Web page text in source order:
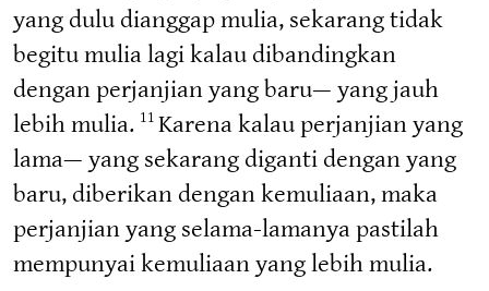
yang dulu dianggap mulia, sekarang tidak
begitu mulia lagi kalau dibandingkan
dengan perjanjian yang baru— yang jauh
lebih mulia. 11 Karena kalau perjanjian yang
lama— yang sekarang diganti dengan yang
baru, diberikan dengan kemuliaan, maka
perjanjian yang selama-lamanya pastilah
mempunyai kemuliaan yang lebih mulia.